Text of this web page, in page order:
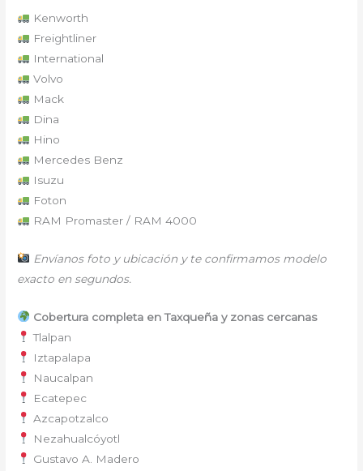
Kenworth
Freightliner
International
Volvo
Mack
Dina
Hino
Mercedes Benz
Isuzu
Foton
RAM Promaster / RAM 4000
Envíanos foto y ubicación y te confirmamos modelo
exacto en segundos.
Cobertura completa en Taxqueña y zonas cercanas
Tlalpan
Iztapalapa
Naucalpan
Ecatepec
Azcapotzalco
Nezahualcóyotl
Gustavo A. Madero